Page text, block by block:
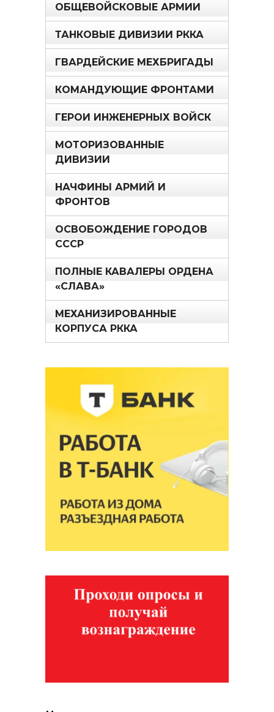
ОБЩЕВОЙСКОВЫЕ АРМИИ
ТАНКОВЫЕ ДИВИЗИИ РККА
ГВАРДЕЙСКИЕ МЕХБРИГАДЫ
КОМАНДУЮЩИЕ ФРОНТАМИ
ГЕРОИ ИНЖЕНЕРНЫХ ВОЙСК
МОТОРИЗОВАННЫЕ
ДИВИЗИИ
НАЧФИНЫ АРМИЙ И
ФРОНТОВ
ОСВОБОЖДЕНИЕ ГОРОДОВ
СССР
ПОЛНЫЕ КАВАЛЕРЫ ОРДЕНА
«СЛАВА»
МЕХАНИЗИРОВАННЫЕ
КОРПУСА РККА